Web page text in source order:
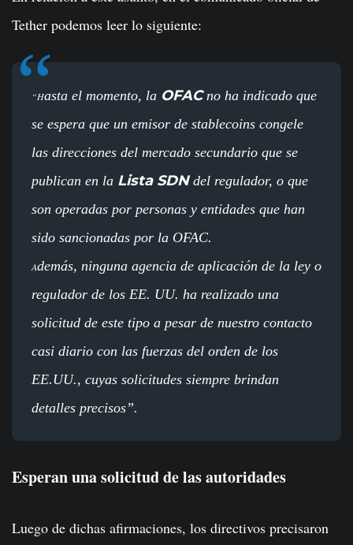
Tether podemos leer lo siguiente:
“Hasta el momento, la OFACno ha indicado que
se espera que un emisor de stablecoins congele
las direcciones del mercado secundario que se
publican en la Lista SDNdel regulador, o que
son operadas por personas y entidades que han
sido sancionadas por la OFAC.
Además, ninguna agencia de aplicación de la ley o
regulador de los EE. UU. ha realizado una
solicitud de este tipo a pesar de nuestro contacto
casi diario con las fuerzas del orden de los
EE.UU., cuyas solicitudes siempre brindan
detalles precisos”.
Esperan una solicitud de las autoridades
Luego de dichas afirmaciones, los directivos precisaron